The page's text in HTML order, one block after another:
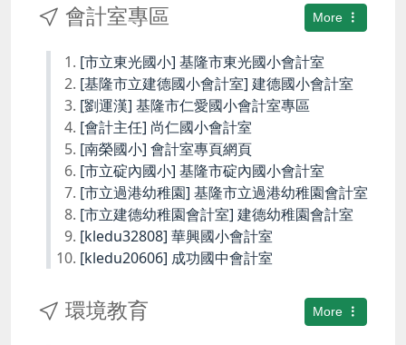
More
會計室專區
[市立東光國小] 基隆市東光國小會計室
[基隆市立建德國小會計室] 建德國小會計室
[劉運漢] 基隆市仁愛國小會計室專區
[會計主任] 尚仁國小會計室
[南榮國小] 會計室專頁網頁
[市立碇內國小] 基隆市碇內國小會計室
[市立過港幼稚園] 基隆市立過港幼稚園會計室
[市立建德幼稚園會計室] 建德幼稚園會計室
[kledu32808] 華興國小會計室
[kledu20606] 成功國中會計室
More
環境教育